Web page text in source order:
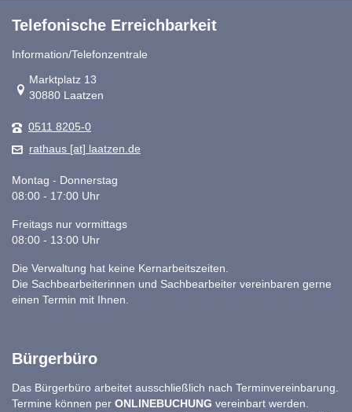
Telefonische Erreichbarkeit
Information/Telefonzentrale
Link zur Google-Maps Navigation
Marktplatz 13
30880 Laatzen
0511 8205-0
rathaus [at] laatzen.de
Montag - Donnerstag
08:00 - 17:00 Uhr
Freitags nur vormittags
08:00 - 13:00 Uhr
Die Verwaltung hat keine Kernarbeitszeiten.
Die Sachbearbeiterinnen und Sachbearbeiter vereinbaren gerne
einen Termin mit Ihnen.
Bürgerbüro
Das Bürgerbüro arbeitet ausschließlich nach Terminvereinbarung.
Termine können per ONLINEBUCHUNG vereinbart werden.